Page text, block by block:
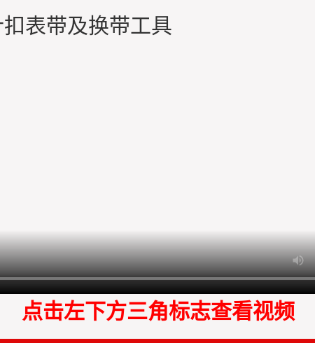
表带及换带工具
点击左下方三角标志查看视频